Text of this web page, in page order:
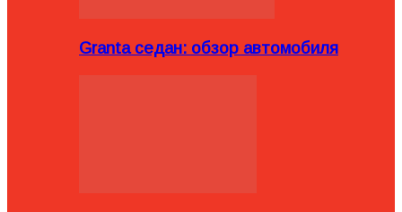
Granta седан: обзор автомобиля